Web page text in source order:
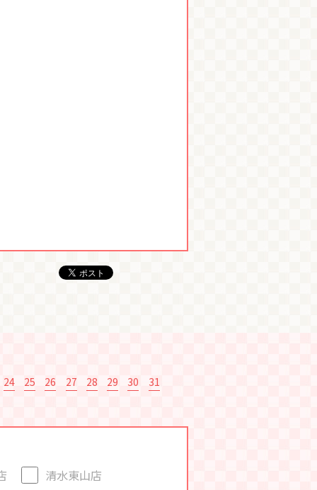
24 25 26 27 28 29 30 31
清水東山店